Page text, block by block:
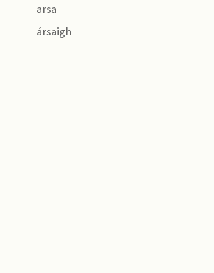
arsa
ársaigh